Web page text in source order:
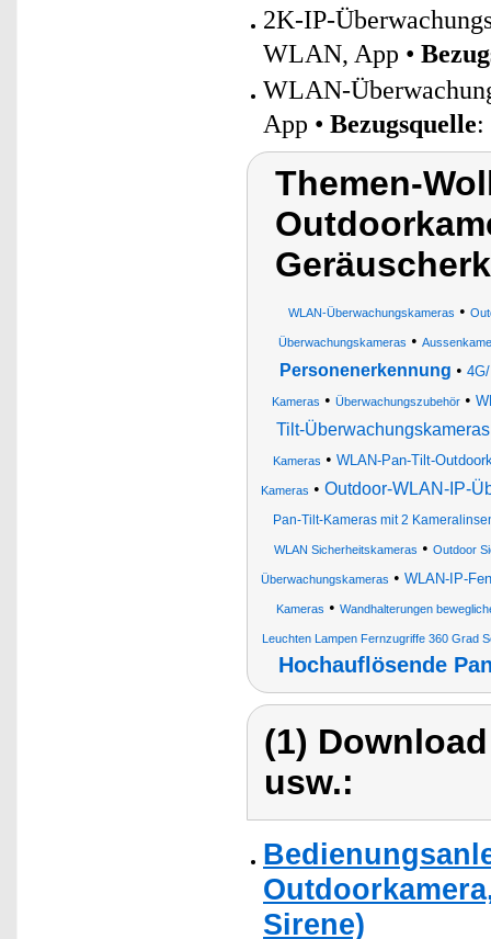
2K-IP-
WLAN, App •
WLAN-
App • Bezugsquelle:
Themen-
WLAN-Überwachungskameras •
Überwachungskameras •
Personenerkennung •
Kameras • Überwachungszubehör•
Tilt-
Kameras • WLAN-Pan-Tilt-
Kameras • Outdoor-WLAN-IP-
Pan-Tilt-Kameras mit 2
WLAN Sicherheitskameras • Outdoor
Überwachungskameras • WLAN-IP-
Kameras • Wandhalterungen
Leuchten Lampen Fernzugriffe 360 Grad
Hochauflösende
(1)
usw.:
Sirene)